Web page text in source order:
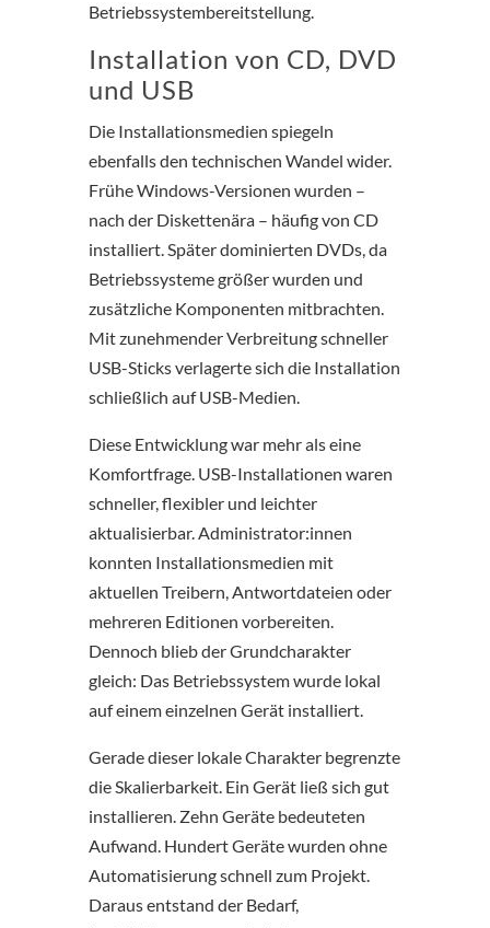
Betriebssystembereitstellung.
Installation von CD, DVD
und USB
Die Installationsmedien spiegeln
ebenfalls den technischen Wandel wider.
Frühe Windows-Versionen wurden –
nach der Diskettenära – häufig von CD
installiert. Später dominierten DVDs, da
Betriebssysteme größer wurden und
zusätzliche Komponenten mitbrachten.
Mit zunehmender Verbreitung schneller
USB-Sticks verlagerte sich die Installation
schließlich auf USB-Medien.
Diese Entwicklung war mehr als eine
Komfortfrage. USB-Installationen waren
schneller, flexibler und leichter
aktualisierbar. Administrator:innen
konnten Installationsmedien mit
aktuellen Treibern, Antwortdateien oder
mehreren Editionen vorbereiten.
Dennoch blieb der Grundcharakter
gleich: Das Betriebssystem wurde lokal
auf einem einzelnen Gerät installiert.
Gerade dieser lokale Charakter begrenzte
die Skalierbarkeit. Ein Gerät ließ sich gut
installieren. Zehn Geräte bedeuteten
Aufwand. Hundert Geräte wurden ohne
Automatisierung schnell zum Projekt.
Daraus entstand der Bedarf,